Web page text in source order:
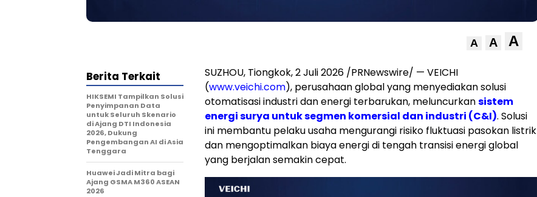
A A A
SUZHOU, Tiongkok, 2 Juli 2026 /PRNewswire/ — VEICHI
(www.veichi.com), perusahaan global yang menyediakan solusi
otomatisasi industri dan energi terbarukan, meluncurkansistem
energi surya untuk segmen komersial dan industri (C&I). Solusi
ini membantu pelaku usaha mengurangi risiko fluktuasi pasokan listrik
dan mengoptimalkan biaya energi di tengah transisi energi global
yang berjalan semakin cepat.
Berita Terkait
HIKSEMI Tampilkan Solusi
Penyimpanan Data
untuk Seluruh Skenario
di Ajang DTI Indonesia
2026, Dukung
Pengembangan AI di Asia
Tenggara
Huawei Jadi Mitra bagi
Ajang GSMA M360 ASEAN
2026